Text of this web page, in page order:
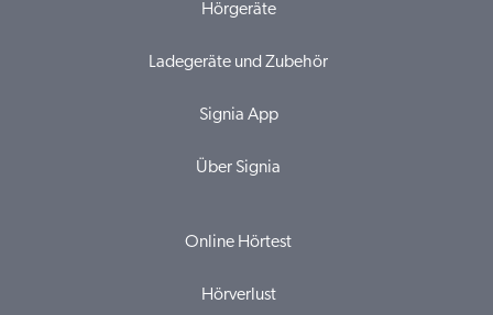
Hörgeräte
Ladegeräte und Zubehör
Signia App
Über Signia
Online Hörtest
Hörverlust